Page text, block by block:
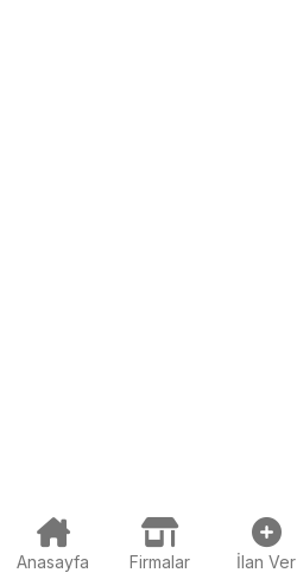
Anasayfa Firmalar İlan Ver